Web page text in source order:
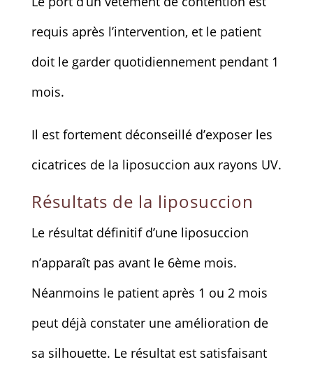
requis après l’intervention, et le patient
doit le garder quotidiennement pendant 1
mois.
Il est fortement déconseillé d’exposer les
cicatrices de la liposuccion aux rayons UV.
Résultats de la liposuccion
Le résultat définitif d’une liposuccion
n’apparaît pas avant le 6ème mois.
Néanmoins le patient après 1 ou 2 mois
peut déjà constater une amélioration de
sa silhouette. Le résultat est satisfaisant